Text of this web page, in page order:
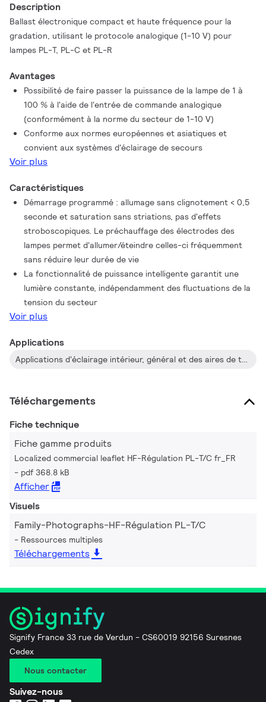
Description
Ballast électronique compact et haute fréquence pour la
gradation, utilisant le protocole analogique (1-10 V) pour
lampes PL-T, PL-C et PL-R
Avantages
Possibilité de faire passer la puissance de la lampe de 1 à
100 % à l'aide de l'entrée de commande analogique
(conformément à la norme du secteur de 1-10 V)
Conforme aux normes européennes et asiatiques et
convient aux systèmes d'éclairage de secours
Voir plus
Caractéristiques
Démarrage programmé : allumage sans clignotement < 0,5
seconde et saturation sans striations, pas d'effets
stroboscopiques. Le préchauffage des électrodes des
lampes permet d'allumer/éteindre celles-ci fréquemment
sans réduire leur durée de vie
La fonctionnalité de puissance intelligente garantit une
lumière constante, indépendamment des fluctuations de la
tension du secteur
Voir plus
Applications
Applications d'éclairage intérieur, général et des aires de travail associées à des systèmes de commande d'éclairage (commande individuelle, liaison à la lumière naturelle et/ou détection de mouvement)
Téléchargements
Fiche technique
Fiche gamme produits
Localized commercial leaflet HF-Régulation PL-T/C fr_FR
pdf 368.8 kB
Afficher
Visuels
Family-Photographs-HF-Régulation PL-T/C
Ressources multiples
Téléchargements
Signify France 33 rue de Verdun - CS60019 92156 Suresnes
Cedex
Nous contacter
Suivez-nous